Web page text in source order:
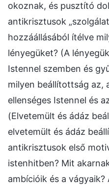
okoznak, és pusztító
antikrisztusok
hozzáállásából ítélve
lényegüket? (A
Istennel szemben és
milyen beállítottság az,
ellenséges Istennel és
(Elvetemült és ádáz
elvetemült és ádáz
antikrisztusok első
istenhitben? Mit
ambícióik és a